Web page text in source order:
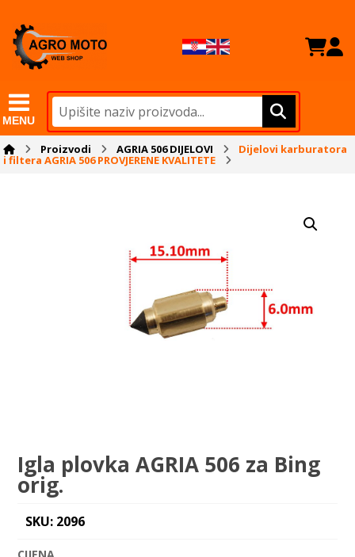
MENU
Proizvodi AGRIA 506 DIJELOVI Dijelovi karburatora
i filtera AGRIA 506 PROVJERENE KVALITETE
Igla plovka AGRIA 506 za Bing
orig.
SKU: 2096